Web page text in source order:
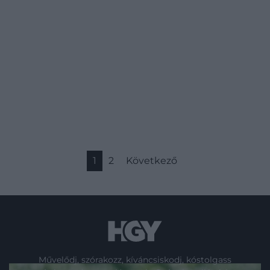
1 2 Következő
Művelődj, szórakozz, kíváncsiskodj, kóstolgass